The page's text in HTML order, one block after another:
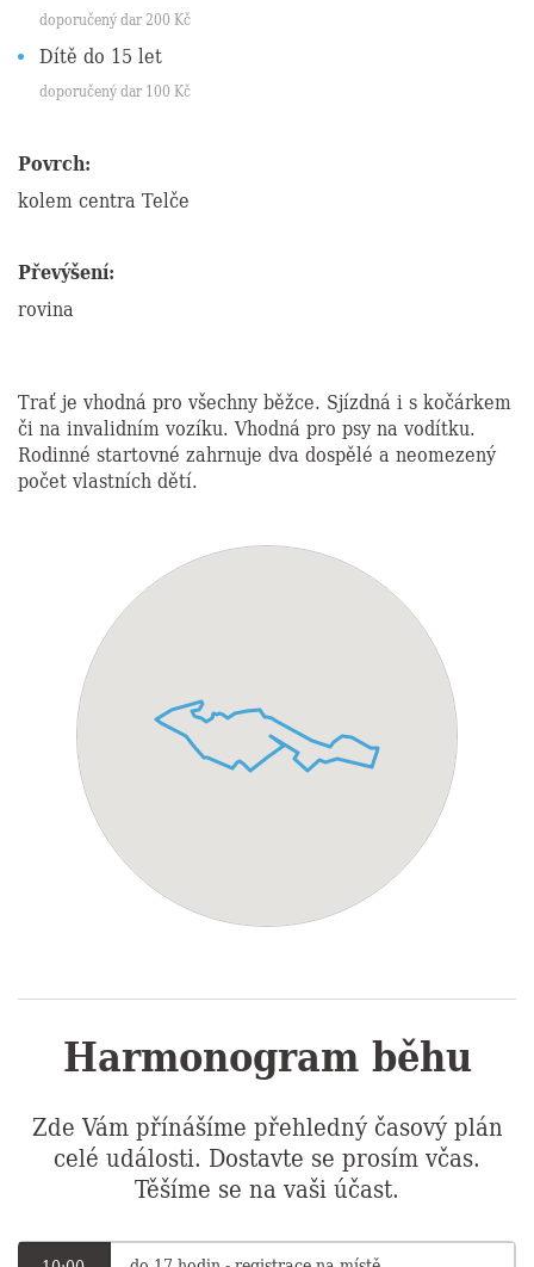
doporučený dar 200 Kč
Dítě do 15 let
doporučený dar 100 Kč
Povrch:
kolem centra Telče
Převýšení:
rovina
Trať je vhodná pro všechny běžce. Sjízdná i s kočárkem
či na invalidním vozíku. Vhodná pro psy na vodítku.
Rodinné startovné zahrnuje dva dospělé a neomezený
počet vlastních dětí.
Harmonogram běhu
Zde Vám přínášíme přehledný časový plán
celé události. Dostavte se prosím včas.
Těšíme se na vaši účast.